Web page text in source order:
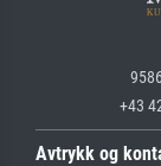
+43
Avtrykk og